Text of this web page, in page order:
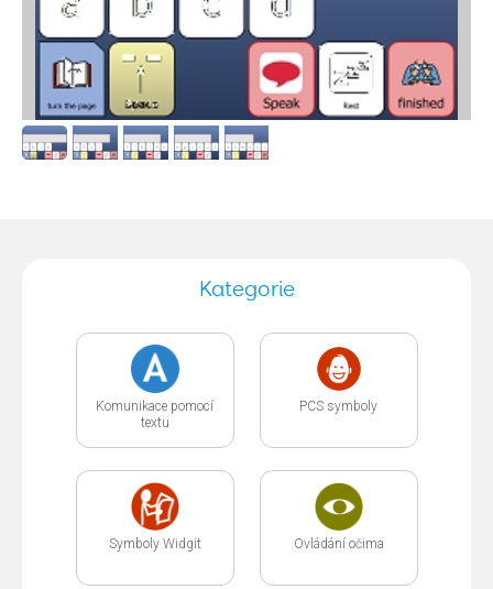
Kategorie
Komunikace pomocí
textu
PCS symboly
Symboly Widgit Ovládání očima